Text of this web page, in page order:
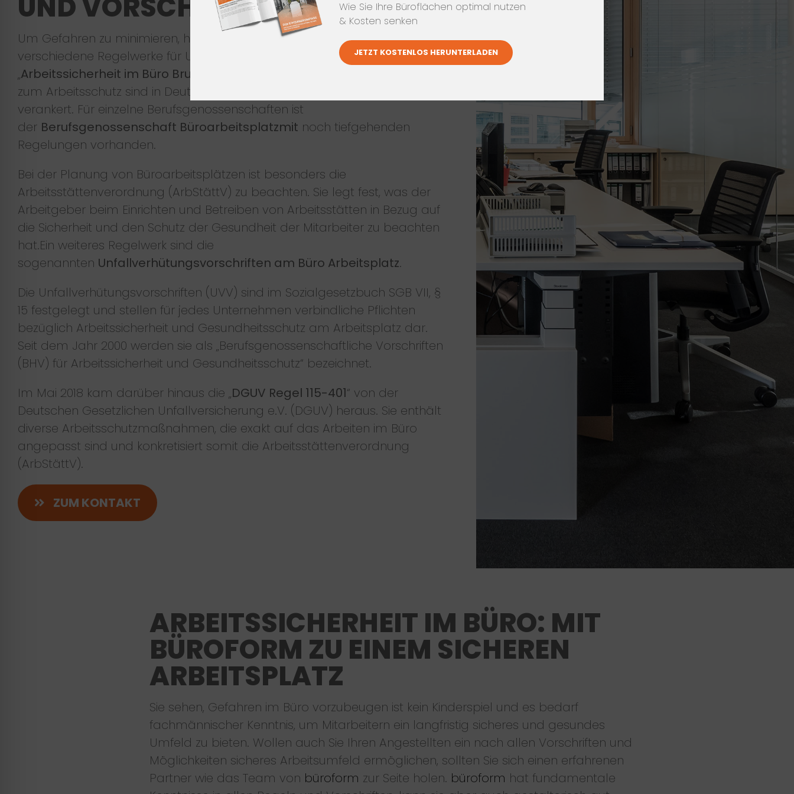
Um Gefahren zu minimieren, hat der Gesetzgeber darüber hinaus
verschiedene Regelwerke für Unternehmen, sozusagen eine
„Arbeitssicherheit im Büro Bruchsal Checkliste
zum Arbeitsschutz sind in Deutschland im Arbeitsschutzgesetz (ArbSchG)
verankert. Für einzelne Berufsgenossenschaften ist
der Berufsgenossenschaft Büroarbeitsplatzmit noch tiefgehenden
Regelungen vorhanden.
Bei der Planung von Büroarbeitsplätzen ist besonders die
Arbeitsstättenverordnung (ArbStättV) zu beachten. Sie legt fest, was der
Arbeitgeber beim Einrichten und Betreiben von Arbeitsstätten in Bezug auf
die Sicherheit und den Schutz der Gesundheit der Mitarbeiter zu beachten
hat.Ein weiteres Regelwerk sind die
sogenannten Unfallverhütungsvorschriften am Büro Arbeitsplatz.
Die Unfallverhütungsvorschriften (UVV) sind im Sozialgesetzbuch SGB VII, §
15 festgelegt und stellen für jedes Unternehmen verbindliche Pflichten
bezüglich Arbeitssicherheit und Gesundheitsschutz am Arbeitsplatz dar.
Seit dem Jahr 2000 werden sie als „Berufsgenossenschaftliche Vorschriften
(BHV) für Arbeitssicherheit und Gesundheitsschutz“ bezeichnet.
Im Mai 2018 kam darüber hinaus die „DGUV Regel 115-401“ von der
Deutschen Gesetzlichen Unfallversicherung e.V. (DGUV) heraus. Sie enthält
diverse Arbeitsschutzmaßnahmen, die exakt auf das Arbeiten im Büro
angepasst sind und konkretisiert somit die Arbeitsstättenverordnung
(ArbStättV).
ZUM KONTAKT
ARBEITSSICHERHEIT IM BÜRO: MIT
BÜROFORM ZU EINEM SICHEREN
ARBEITSPLATZ
Sie sehen, Gefahren im Büro vorzubeugen ist kein Kinderspiel und es bedarf
fachmännischer Kenntnis, um Mitarbeitern ein langfristig sicheres und gesundes
Umfeld zu bieten. Wollen auch Sie Ihren Angestellten ein nach allen Vorschriften und
Möglichkeiten sicheres Arbeitsumfeld ermöglichen, sollten Sie sich einen erfahrenen
Partner wie das Team von büroform zur Seite holen. büroform hat fundamentale
Wie Sie Ihre Büroflächen optimal nutzen
& Kosten senken
JETZT KOSTENLOS HERUNTERLADEN